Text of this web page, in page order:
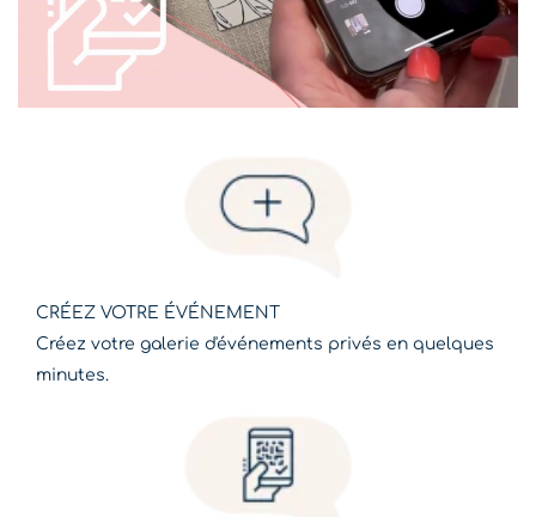
CRÉEZ VOTRE ÉVÉNEMENT
Créez votre galerie d'événements privés en quelques
minutes.